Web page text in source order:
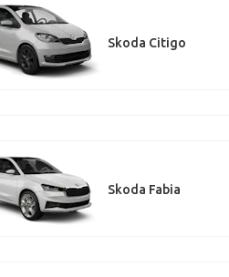
Skoda Citigo
Skoda Fabia